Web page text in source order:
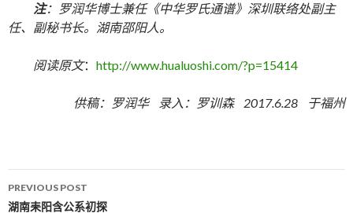
注：罗润华博士兼任《中华罗氏通谱》深圳联络处副主
任、副秘书长。湖南邵阳人。
阅读原文： http://www.hualuoshi.com/?p=15414
供稿：罗润华 录入：罗训森 2017.6.28 于福州
Post navigation
PREVIOUS POST
湖南耒阳含公系初探